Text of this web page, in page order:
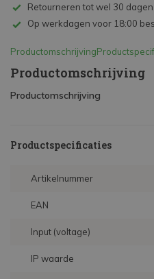
Retourneren tot wel 30
Op werkdagen voor 18:00
Productomschrijving
Productomschrijving
Productomschrijving
Productspecificaties
Artikelnummer
EAN
Input (voltage)
IP waarde